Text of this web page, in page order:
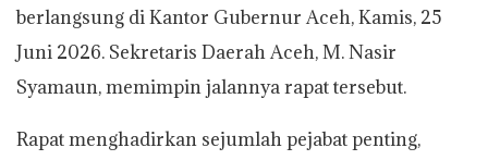
berlangsung di Kantor Gubernur Aceh, Kamis, 25
Juni 2026. Sekretaris Daerah Aceh, M. Nasir
Syamaun, memimpin jalannya rapat tersebut.
Rapat menghadirkan sejumlah pejabat penting,